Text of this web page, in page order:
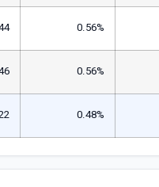
0.56%
0.56%
0.48%